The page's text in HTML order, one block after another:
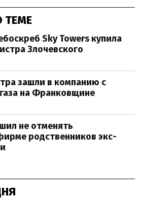
ТЕМЕ
Sky Towers купила
Злочевского
зашли в компанию с
на Франковщине
не отменять
родственников экс-